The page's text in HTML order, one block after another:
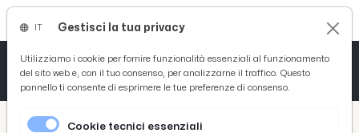
/ Picenotime
Gestisci la tua privacy
Utilizziamo i cookie per fornire funzionalità essenziali al funzionamento
del sito web e, con il tuo consenso, per analizzarne il traffico. Questo
pannello ti consente di esprimere le tue preferenze di consenso.
Cookie tecnici essenziali
Tutto News
Tutto Sport
Tutto Curiosità